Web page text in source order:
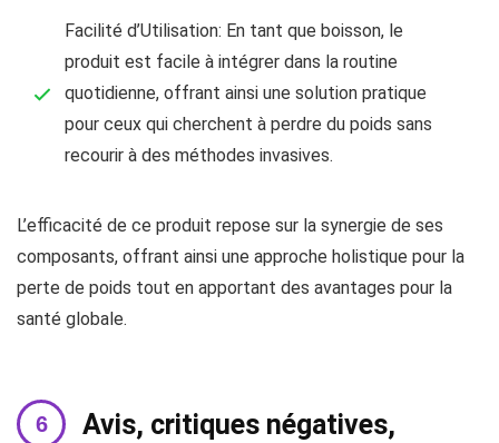
Facilité d’Utilisation: En tant que boisson, le
produit est facile à intégrer dans la routine
quotidienne, offrant ainsi une solution pratique
pour ceux qui cherchent à perdre du poids sans
recourir à des méthodes invasives.
L’efficacité de ce produit repose sur la synergie de ses
composants, offrant ainsi une approche holistique pour la
perte de poids tout en apportant des avantages pour la
santé globale.
Avis, critiques négatives,